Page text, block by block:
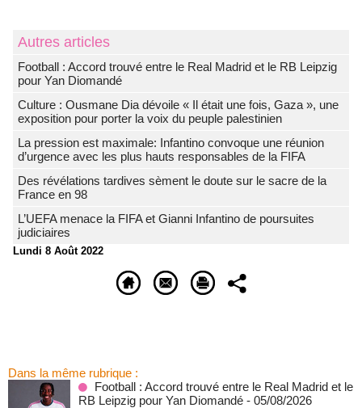
Autres articles
Football : Accord trouvé entre le Real Madrid et le RB Leipzig
pour Yan Diomandé
Culture : Ousmane Dia dévoile « Il était une fois, Gaza », une
exposition pour porter la voix du peuple palestinien
La pression est maximale: Infantino convoque une réunion
d’urgence avec les plus hauts responsables de la FIFA
Des révélations tardives sèment le doute sur le sacre de la
France en 98
L’UEFA menace la FIFA et Gianni Infantino de poursuites
judiciaires
Lundi 8 Août 2022
Dans la même rubrique :
Football : Accord trouvé entre le Real Madrid et le
RB Leipzig pour Yan Diomandé - 05/08/2026